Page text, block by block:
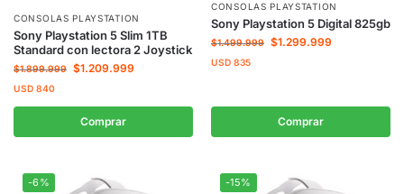
CONSOLAS PLAYSTATION
Sony Playstation 5 Slim 1TB
Standard con lectora 2 Joystick
$1.899.999 $1.209.999
USD 840
Comprar
CONSOLAS PLAYSTATION
Sony Playstation 5 Digital 825gb
$1.499.999 $1.299.999
USD 835
Comprar
-6% -15%